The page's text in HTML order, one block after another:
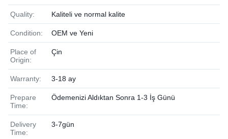
Quality: Kaliteli ve normal kalite
Condition: OEM ve Yeni
Place of
Origin:
Çin
Warranty: 3-18 ay
Prepare
Time:
Ödemenizi Aldıktan Sonra 1-3 İş Günü
Delivery
Time:
3-7gün